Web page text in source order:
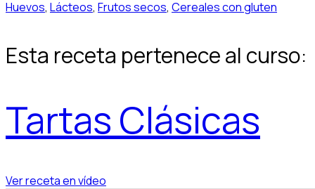
Huevos, Lácteos, Frutos secos, Cereales con gluten
Esta receta pertenece al curso:
Tartas Clásicas
Ver receta en vídeo